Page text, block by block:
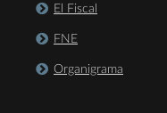
El Fiscal
FNE
Organigrama